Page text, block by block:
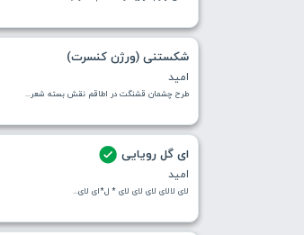
شکستنی (ورژن کنسرت)
امید
طرح چشمان قشنگت در اطاقم نقش بسته شعر...
ای گل رویایی
امید
لای لالای لای لای لای * ل*ای لای...